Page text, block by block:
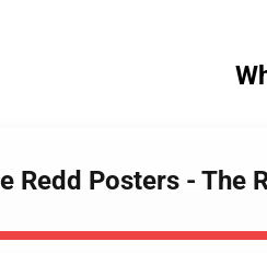
Redd Posters - The